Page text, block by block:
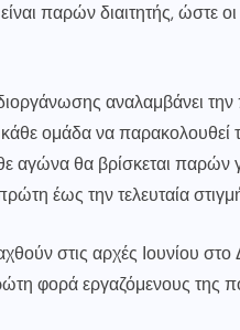
παρών διαιτητής, ώστε
αναλαμβάνει
κάθε ομάδα να
αγώνα θα βρίσκεται παρών
έως την τελευταία
στις αρχές Ιουνίου
φορά εργαζόμενους της